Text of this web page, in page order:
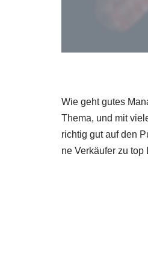
Wie geht gutes
The­ma, und mit
rich­tig gut auf den
ne Ver­käu­fer zu top